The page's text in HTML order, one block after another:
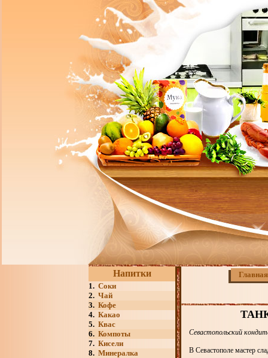
Напитки
1. Соки
2. Чай
3. Кофе
4. Какао
5. Квас
6. Компоты
7. Кисели
8. Минералка
Главная
Севастопольский
В Севастополе мастер